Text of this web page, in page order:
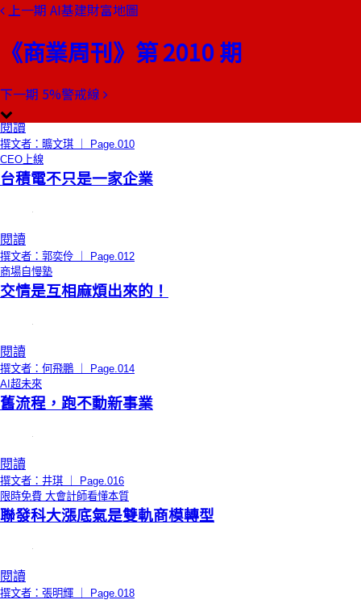
上一期 AI基建財富地圖
《商業周刊》第 2010 期
下一期 5%警戒線
本期目錄
總編輯的話
愛比AI更強大
閱讀
撰文者：曠文琪 ｜ Page.010
CEO上線
台積電不只是一家企業
閱讀
撰文者：郭奕伶 ｜ Page.012
商場自慢塾
交情是互相麻煩出來的！
閱讀
撰文者：何飛鵬 ｜ Page.014
AI超未來
舊流程，跑不動新事業
閱讀
撰文者：井琪 ｜ Page.016
限時免費 大會計師看懂本質
聯發科大漲底氣是雙軌商模轉型
閱讀
撰文者：張明輝 ｜ Page.018